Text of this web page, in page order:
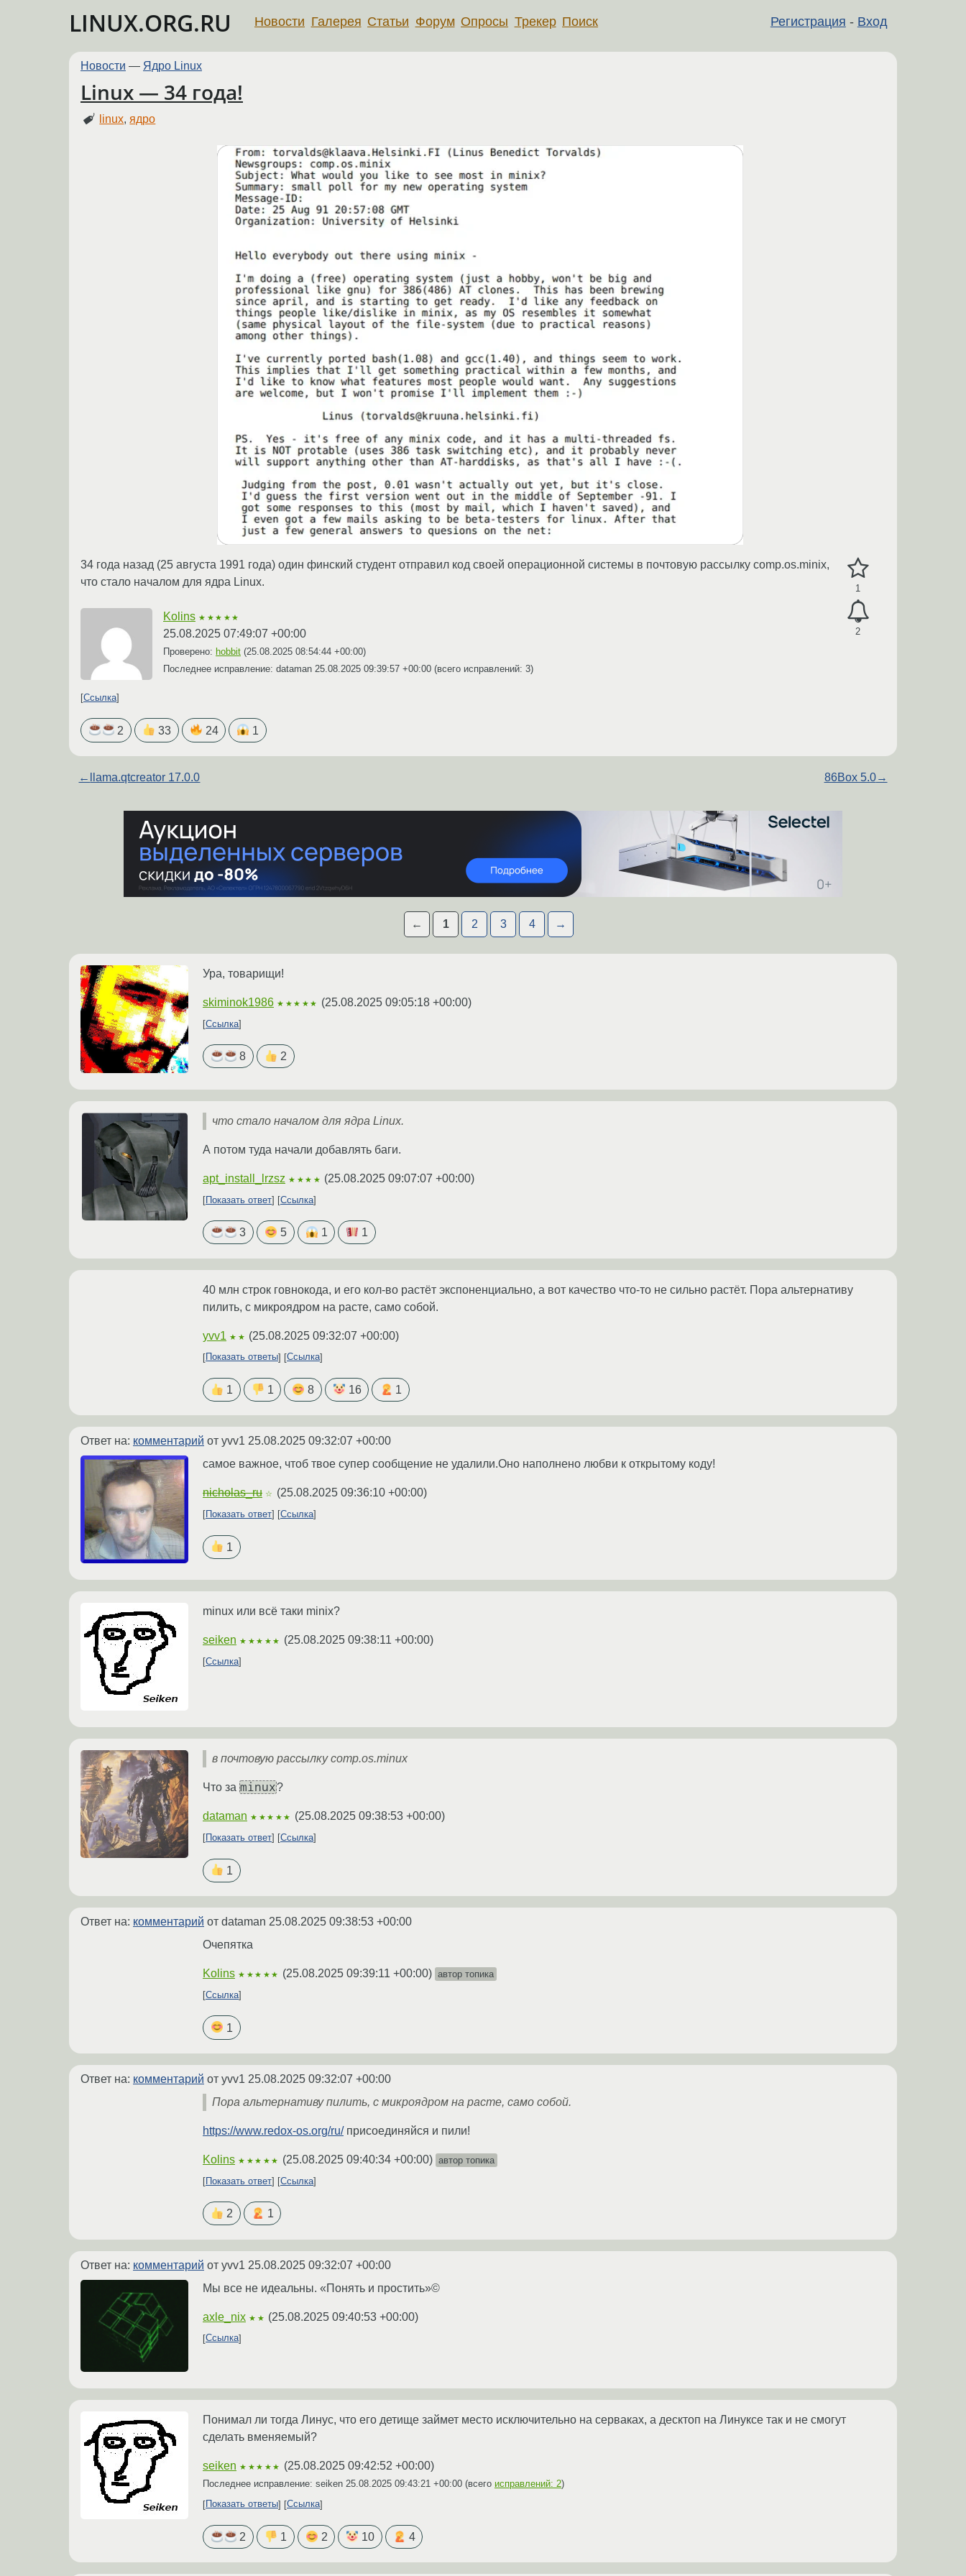
LINUX.ORG.RU Регистрация - Вход
Новости Галерея Статьи Форум Опросы Трекер Поиск
Новости — Ядро Linux
Linux — 34 года!
linux, ядро
1
2
34 года назад (25 августа 1991 года) один финский студент отправил код своей операционной системы в почтовую рассылку comp.os.minix,
что стало началом для ядра Linux.
Kolins ★★★★★
25.08.2025 07:49:07 +00:00
Проверено: hobbit (25.08.2025 08:54:44 +00:00)
Последнее исправление: dataman 25.08.2025 09:39:57 +00:00 (всего исправлений: 3)
Ссылка
2 33 24 1
← llama.qtcreator 17.0.0 86Box 5.0→
← 1 2 3 4 →
Ура, товарищи!
skiminok1986 ★★★★★ (25.08.2025 09:05:18 +00:00)
Ссылка
8 2
что стало началом для ядра Linux.
А потом туда начали добавлять баги.
apt_install_lrzsz ★★★★ (25.08.2025 09:07:07 +00:00)
Показать ответ Ссылка
3 5 1 1
40 млн строк говнокода, и его кол-во растёт экспоненциально, а вот качество что-то не сильно растёт. Пора альтернативу
пилить, с микроядром на расте, само собой.
yvv1 ★★ (25.08.2025 09:32:07 +00:00)
Показать ответы Ссылка
1 1 8 16 1
Ответ на: комментарий от yvv1 25.08.2025 09:32:07 +00:00
самое важное, чтоб твое супер сообщение не удалили.Оно наполнено любви к открытому коду!
nicholas_ru ☆ (25.08.2025 09:36:10 +00:00)
Показать ответ Ссылка
1
minux или всё таки minix?
seiken ★★★★★ (25.08.2025 09:38:11 +00:00)
Ссылка
в почтовую рассылку comp.os.minux
Что за minux?
dataman ★★★★★ (25.08.2025 09:38:53 +00:00)
Показать ответ Ссылка
1
Ответ на: комментарий от dataman 25.08.2025 09:38:53 +00:00
Очепятка
Kolins ★★★★★ (25.08.2025 09:39:11 +00:00) автор топика
Ссылка
1
Ответ на: комментарий от yvv1 25.08.2025 09:32:07 +00:00
Пора альтернативу пилить, с микроядром на расте, само собой.
https://www.redox-os.org/ru/присоединяйся и пили!
Kolins ★★★★★ (25.08.2025 09:40:34 +00:00) автор топика
Показать ответ
Ссылка
2 1
Ответ на: комментарий от yvv1 25.08.2025 09:32:07 +00:00
Мы все не идеальны. «Понять и простить»©
axle_nix ★★ (25.08.2025 09:40:53 +00:00)
Ссылка
Понимал ли тогда Линус, что его детище займет место исключительно на серваках, а десктоп на Линуксе так и не смогут
сделать вменяемый?
seiken ★★★★★ (25.08.2025 09:42:52 +00:00)
Последнее исправление: seiken 25.08.2025 09:43:21 +00:00 (всего исправлений: 2)
Показать ответы
Ссылка
2 1 2 10 4